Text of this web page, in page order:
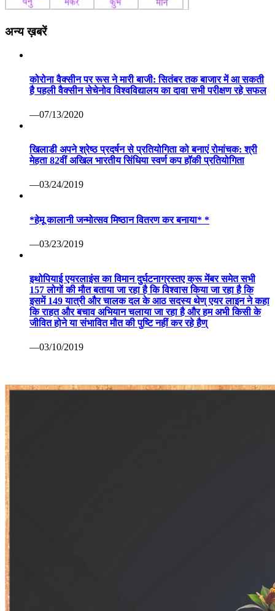
अन्य ख़बरें
कोरोना वैक्सीन पर रूस ने मारी बाजी: सितंबर तक बाजार में आ सकती
है पहली वैक्सीन सेचेनोव विश्वविद्यालय का दावा सभी परीक्षण रहे सफल
—07/13/2020
खिलाडी अपने श्रेष्ठ प्रदर्षन से प्रतियोगिता को बनाएं रोमांचक: श्री
मेहता 82वीं अखिल भारतीय सिंधिया स्वर्ण कप हॉकी प्रतियोगिता
—03/24/2019
*हेमू कालानी जन्मोत्सव मिष्ठान वितरण कर बनाया* *
—03/23/2019
इथोपियाई एयरलाइंस का विमान दुर्घटनाग्रस्तए क्रू मेंबर समेत सभी
157 लोगों की मौत बताया जा रहा है कि विश्वास किया जा रहा है कि
इसमें 149 यात्री और चालक दल के आठ सदस्य थेण् एयर लाइन ने कहा
कि राहत और बचाव अभियान चलाया जा रहा है और हम अभी किसी के
जीवित होने या संभावित मौत की पुष्टि नहीं कर रहे हैण्
—03/10/2019